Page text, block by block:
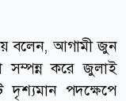
বলেন, আগামী জুন
সম্পন্ন করে জুলাই
পদক্ষেপে